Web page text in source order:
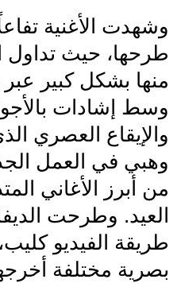
وشهدت الأغنية
طرحها، حيث تداول
منها بشكل كبير
وسط إشادات
والإيقاع العصري
وهبي في العمل
من أبرز الأغاني
العيد. وطرحت
طريقة الفيديو
بصرية مختلفة